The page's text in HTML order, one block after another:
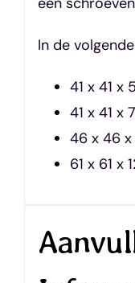
In de
41 x 41 x
41 x 41 x
46 x 46 x
61 x 61 x